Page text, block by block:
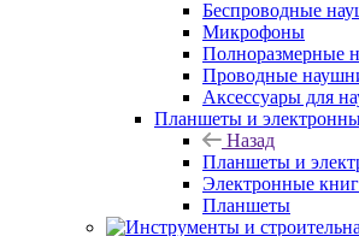
Беспроводные
Микрофоны
Полноразмерные
Проводные
Аксессуары для
Планшеты и
Назад
Планшеты и
Электронные
Планшеты